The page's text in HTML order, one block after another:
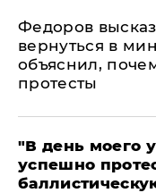
Федоров
вернуться в
объяснил,
протесты
​"В день моего
успешно